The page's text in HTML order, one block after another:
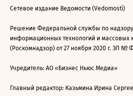
Сетевое издание Ведомости (Vedomosti)
Решение Федеральной службы по
информационных технологий и массовых
(Роскомнадзор) от 27 ноября 2020 г. ЭЛ №
Учредитель: АО «Бизнес Ньюс Медиа»
Главный редактор: Казьмина Ирина